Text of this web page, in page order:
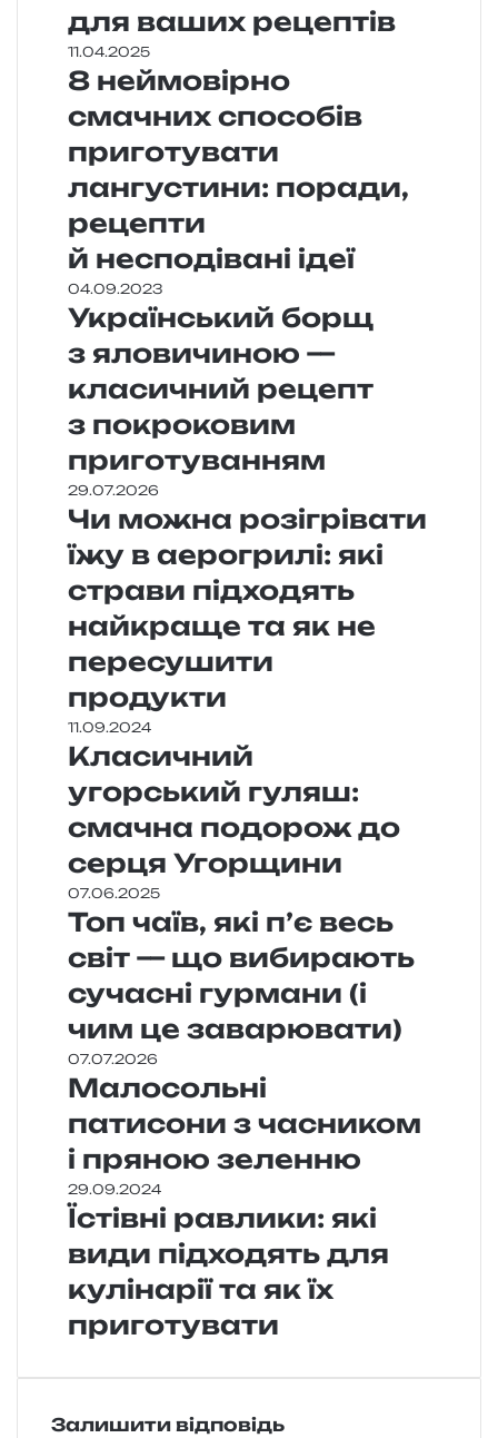
для ваших рецептів
11.04.2025
8 неймовірно
смачних способів
приготувати
лангустини: поради,
рецепти
й несподівані ідеї
04.09.2023
Український борщ
з яловичиною —
класичний рецепт
з покроковим
приготуванням
29.07.2026
Чи можна розігрівати
їжу в аерогрилі: які
страви підходять
найкраще та як не
пересушити
продукти
11.09.2024
Класичний
угорський гуляш:
смачна подорож до
серця Угорщини
07.06.2025
Топ чаїв, які п’є весь
світ — що вибирають
сучасні гурмани (і
чим це заварювати)
07.07.2026
Малосольні
патисони з часником
і пряною зеленню
29.09.2024
Їстівні равлики: які
види підходять для
кулінарії та як їх
приготувати
Залишити відповідь